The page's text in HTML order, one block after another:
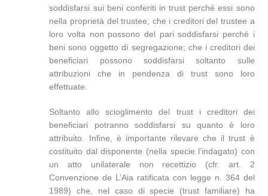
soddisfarsi sui beni conferiti in trust perché essi sono
nella proprietà del trustee; che i creditori del trustee a
loro volta non possono del pari soddisfarsi perché i
beni sono oggetto di segregazione; che i creditori dei
beneficiari possono soddisfarsi soltanto sulle
attribuzioni che in pendenza di trust sono loro
effettuate.
Soltanto allo scioglimento del trust i creditori dei
beneficiari potranno soddisfarsi su quanto è loro
attribuito. Infine, è importante rilevare che il trust è
costituito dal disponente (nella specie l’indagato) con
un atto unilaterale non recettizio (cfr. art. 2
Convenzione de L’Aia ratificata con legge n. 364 del
1989) che, nel caso di specie (trust familiare) ha